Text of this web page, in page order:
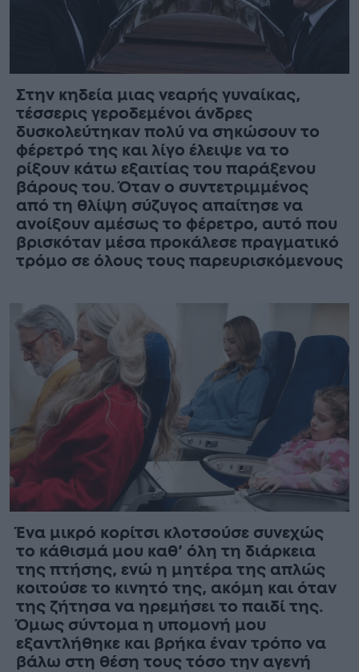
Στην κηδεία μιας νεαρής γυναίκας,
τέσσερις γεροδεμένοι άνδρες
δυσκολεύτηκαν πολύ να σηκώσουν το
φέρετρό της και λίγο έλειψε να το
ρίξουν κάτω εξαιτίας του παράξενου
βάρους του. Όταν ο συντετριμμένος
από τη θλίψη σύζυγος απαίτησε να
ανοίξουν αμέσως το φέρετρο, αυτό που
βρισκόταν μέσα προκάλεσε πραγματικό
τρόμο σε όλους τους παρευρισκόμενους
Ένα μικρό κορίτσι κλοτσούσε συνεχώς
το κάθισμά μου καθ’ όλη τη διάρκεια
της πτήσης, ενώ η μητέρα της απλώς
κοιτούσε το κινητό της, ακόμη και όταν
της ζήτησα να ηρεμήσει το παιδί της.
Όμως σύντομα η υπομονή μου
εξαντλήθηκε και βρήκα έναν τρόπο να
βάλω στη θέση τους τόσο την αγενή